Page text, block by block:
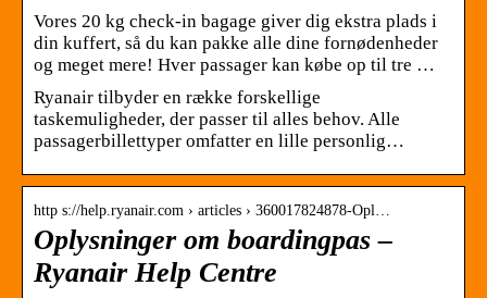
Vores 20 kg check-in bagage giver dig ekstra plads i
din kuffert, så du kan pakke alle dine fornødenheder
og meget mere! Hver passager kan købe op til tre …
Ryanair tilbyder en række forskellige
taskemuligheder, der passer til alles behov. Alle
passagerbillettyper omfatter en lille personlig…
http s://help.ryanair.com › articles › 360017824878-Opl…
Oplysninger om boardingpas –
Ryanair Help Centre